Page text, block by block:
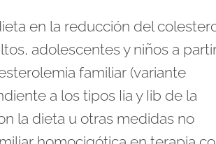
en la reducción del
adolescentes y niños a
familiar (variante
a los tipos Iia y Iib de la
la dieta u otras medidas no